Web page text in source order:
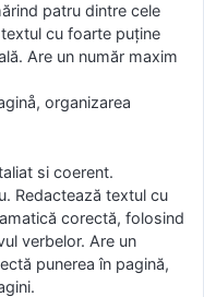
patru dintre cele
cu foarte puține
Are un număr maxim
organizarea
si coerent.
Redactează textul cu
corectă, folosind
verbelor. Are un
punerea în pagină,